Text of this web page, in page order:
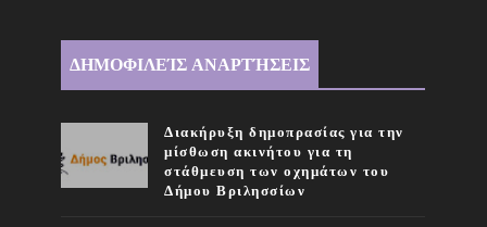
ΔΗΜΟΦΙΛΕΊΣ ΑΝΑΡΤΉΣΕΙΣ
Διακήρυξη δημοπρασίας για την
μίσθωση ακινήτου για τη
στάθμευση των οχημάτων του
Δήμου Βριλησσίων